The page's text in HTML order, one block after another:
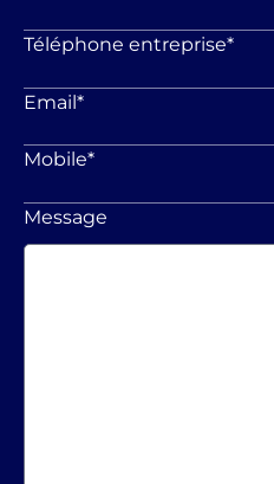
Téléphone entreprise*
Email*
Mobile*
Message